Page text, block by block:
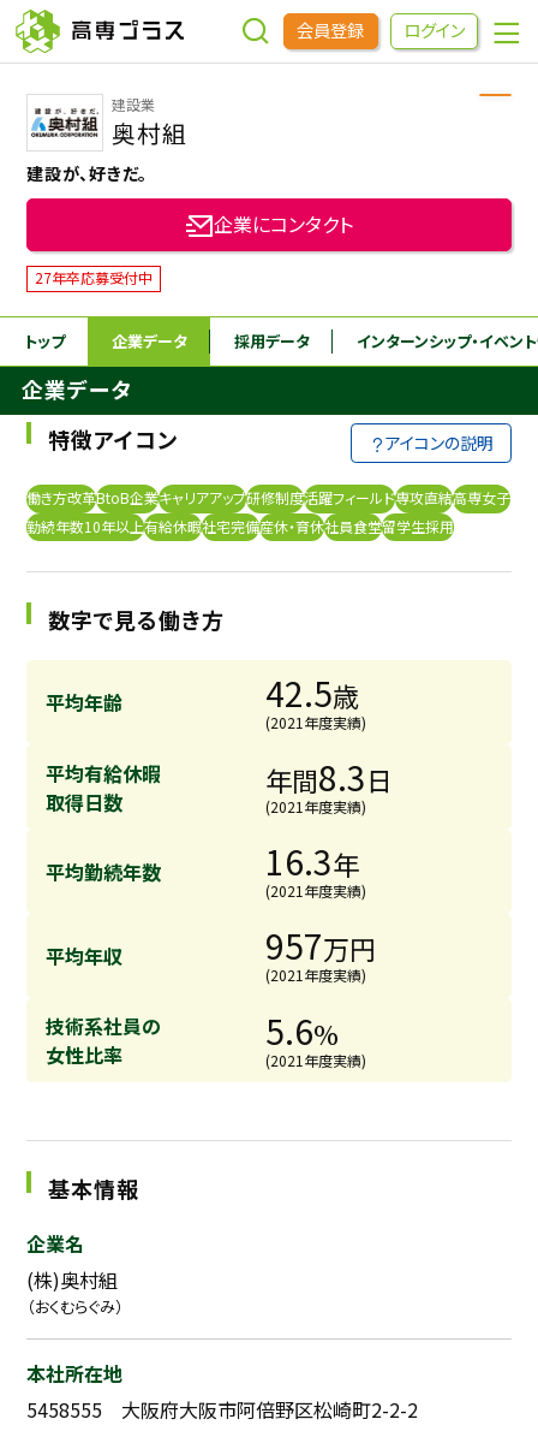
会員登録 ログイン
企業をさがす
進学先をさがす
インターンシップ・イベントをさがす
高専OBOGをさがす
高専プラスセミナー
高専生コミュニティ
めもらす
採用継続中の企業特集
建設業
奥村組
建設が、好きだ。
企業にコンタクト
27年卒応募受付中
トップ 企業データ 採用データ インターンシップ・イベン
企業データ
特徴アイコン
アイコンの説明
働き方改革BtoB企業キャリアアップ研修制度活躍フィールド専攻直結高専女子
勤続年数10年以上有給休暇社宅完備産休・育休社員食堂留学生採用
数字で見る働き方
平均年齢 42.5歳
(2021年度実績)
平均有給休暇
取得日数
年間8.3日
(2021年度実績)
平均勤続年数 16.3年
(2021年度実績)
平均年収 957万円
(2021年度実績)
技術系社員の
女性比率
5.6%
(2021年度実績)
基本情報
企業名
(株)奥村組
（おくむらぐみ）
本社所在地
5458555 大阪府大阪市阿倍野区松崎町2-2-2